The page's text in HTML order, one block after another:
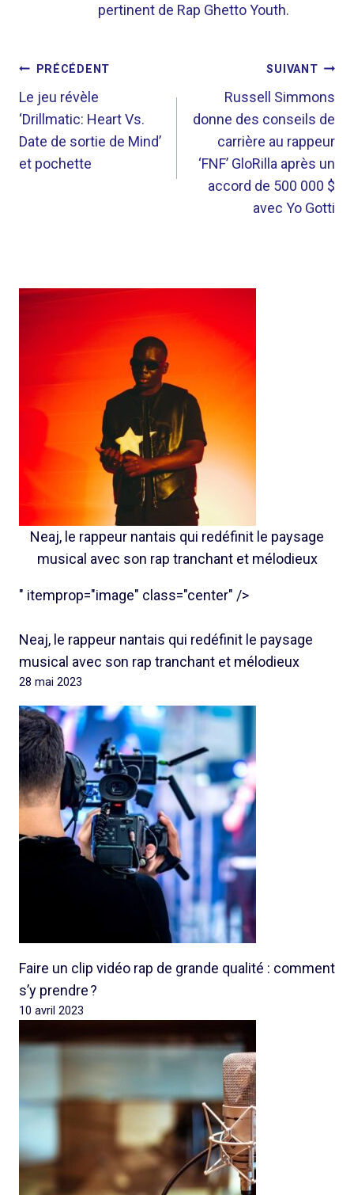
pertinent de Rap Ghetto Youth.
NAVIGATION
DE
L’ARTICLE
PRÉCÉDENT
Le jeu révèle
‘Drillmatic: Heart Vs.
Date de sortie de Mind’
et pochette
SUIVANT
Russell Simmons
donne des conseils de
carrière au rappeur
‘FNF’ GloRilla après un
accord de 500 000 $
avec Yo Gotti
Neaj, le rappeur nantais qui redéfinit le paysage
musical avec son rap tranchant et mélodieux
" itemprop="image" class="center" />
Neaj, le rappeur nantais qui redéfinit le paysage
musical avec son rap tranchant et mélodieux
28 mai 2023
Faire un clip vidéo rap de grande qualité : comment
s’y prendre ?
10 avril 2023